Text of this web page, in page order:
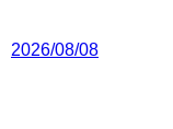
2026/08/08